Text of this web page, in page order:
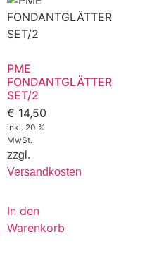
PME
FONDANTGLÄTTER
SET/2
€ 14,50
inkl. 20 %
MwSt.
zzgl.
Versandkosten
In den
Warenkorb